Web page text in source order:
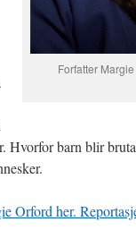
Forfatter
Hvorfor barn blir
Orford her.